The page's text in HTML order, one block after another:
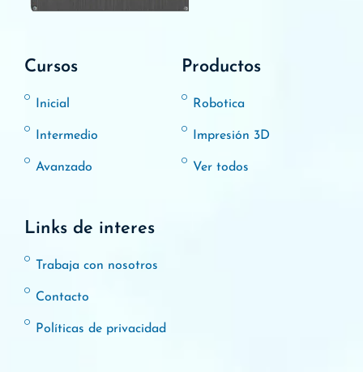
Cursos
Inicial
Intermedio
Avanzado
Productos
Robotica
Impresión 3D
Ver todos
Links de interes
Trabaja con nosotros
Contacto
Políticas de privacidad